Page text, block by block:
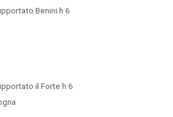
Benini h 6
il Forte h 6